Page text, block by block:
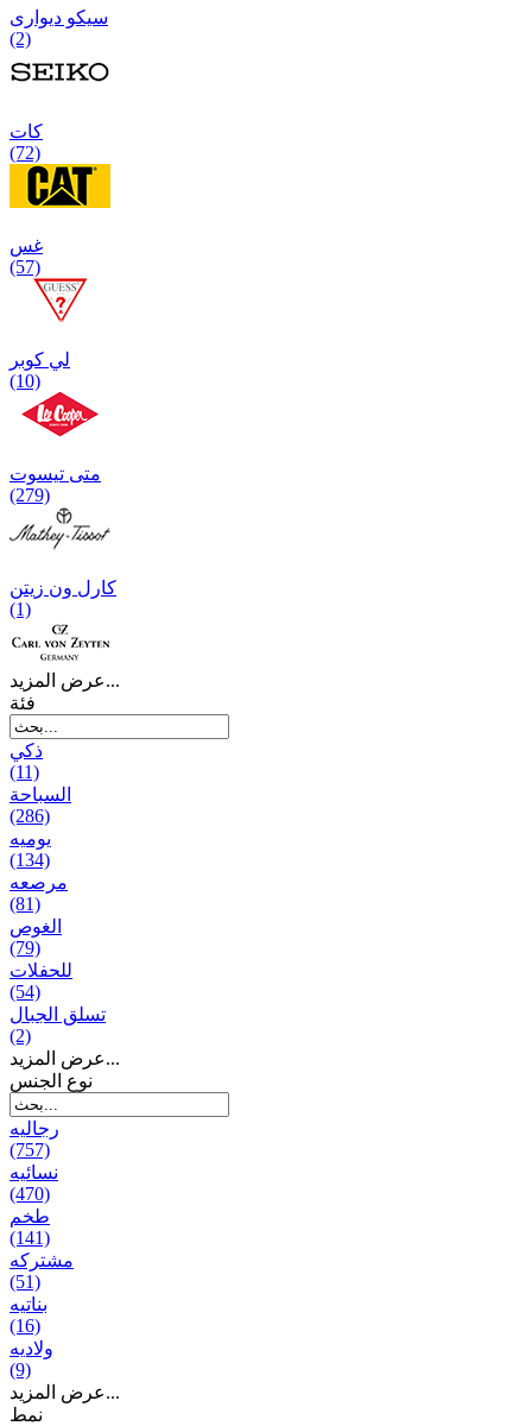
سیکو دیواری
(2)
كات
(72)
غس
(57)
لي كوبر
(10)
متی تیسوت
(279)
کارل ون زیتن
(1)
عرض المزيد...
فئة
ذكي
(11)
السباحة
(286)
يومیه
(134)
مرصعه
(81)
الغوص
(79)
للحفلات
(54)
تسلق الجبال
(2)
عرض المزيد...
نوع الجنس
رجالیه
(757)
نسائیه
(470)
طخم
(141)
مشتركه
(51)
بناتیه
(16)
ولادیه
(9)
عرض المزيد...
نمط